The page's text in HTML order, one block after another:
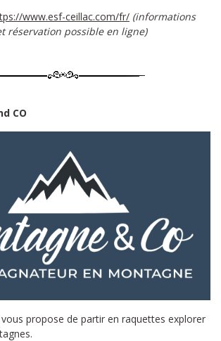
www.esf-ceillac.com/fr/ (informations
réservation possible en ligne)
CO
propose de partir en raquettes explorer